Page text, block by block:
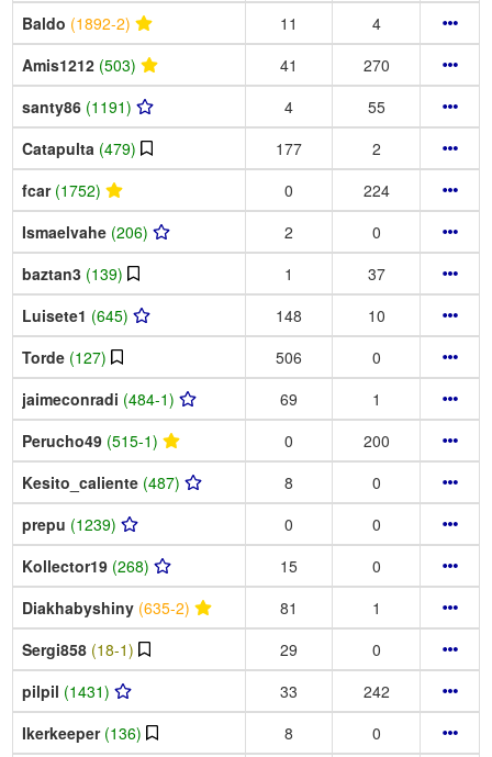
Baldo (1892-2) 11
4
Amis1212 (503) 41
270
santy86 (1191) 4
55
Catapulta (479) 177
2
fcar (1752) 0
224
Ismaelvahe (206) 2
0
baztan3 (139) 1
37
Luisete1 (645) 148
10
Torde (127) 506
0
jaimeconradi (484-1) 69
1
Perucho49 (515-1) 0
200
Kesito_caliente (487) 8
0
prepu (1239) 0
0
Kollector19 (268) 15
0
Diakhabyshiny (635-2) 81
1
Sergi858 (18-1) 29
0
pilpil (1431) 33
242
Ikerkeeper (136) 8
0